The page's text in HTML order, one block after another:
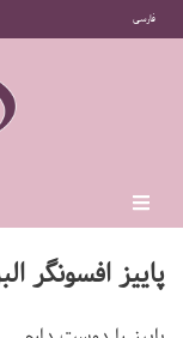
فارسی
پاییز افسونگر